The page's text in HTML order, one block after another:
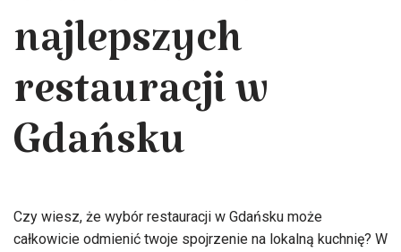
najlepszych
restauracji w
Gdańsku
Czy wiesz, że wybór restauracji w Gdańsku może
całkowicie odmienić twoje spojrzenie na lokalną kuchnię? W